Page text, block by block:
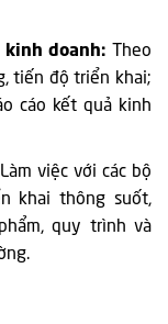
doanh: Theo
tiến độ triển khai;
cáo kết quả kinh
Làm việc với các bộ
khai thông suốt,
quy trình và